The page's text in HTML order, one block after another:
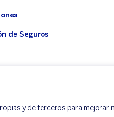
y de terceros para
de Seguros
del Consumidor Financiero